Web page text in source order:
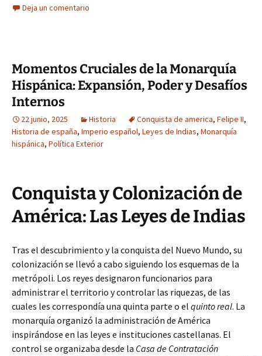
Deja un comentario
Momentos Cruciales de la Monarquía
Hispánica: Expansión, Poder y Desafíos
Internos
22 junio, 2025 Historia Conquista de america, Felipe II,
Historia de españa, Imperio español, Leyes de Indias, Monarquía
hispánica, Política Exterior
Conquista y Colonización de
América: Las Leyes de Indias
Tras el descubrimiento y la conquista del Nuevo Mundo, su
colonización se llevó a cabo siguiendo los esquemas de la
metrópoli. Los reyes designaron funcionarios para
administrar el territorio y controlar las riquezas, de las
cuales les correspondía una quinta parte o el quinto real. La
monarquía organizó la administración de América
inspirándose en las leyes e instituciones castellanas. El
control se organizaba desde la Casa de Contratación